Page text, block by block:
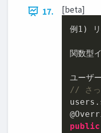
17. [beta]
例 1 ) リ
関数型
// さっ
public